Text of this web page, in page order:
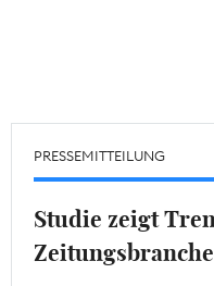
Mitgliederbereich
PRESSEMITTEILUNG
Studie zeigt